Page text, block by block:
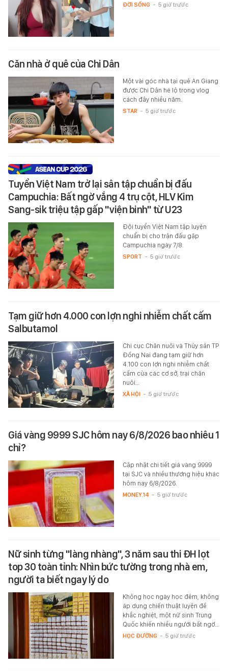
ĐỜI SỐNG - 5 giờ trước
Căn nhà ở quê của Chi Dân
Một vài góc nhà tại quê An Giang
được Chi Dân hé lộ trong vlog
cách đây nhiều năm.
STAR - 5 giờ trước
Tuyển Việt Nam trở lại sân tập chuẩn bị đấu
Campuchia: Bất ngờ vắng 4 trụ cột, HLV Kim
Sang-sik triệu tập gấp "viện binh" từ U23
Đội tuyển Việt Nam tập luyện
chuẩn bị cho trận đấu gặp
Campuchia ngày 7/8.
SPORT - 5 giờ trước
Tạm giữ hơn 4.000 con lợn nghi nhiễm chất cấm
Salbutamol
Chi cục Chăn nuôi và Thủy sản TP
Đồng Nai đang tạm giữ hơn
4.100 con lợn nghi nhiễm chất
cấm của các cơ sở, trại chăn
nuôi…
XÃ HỘI - 5 giờ trước
Giá vàng 9999 SJC hôm nay 6/8/2026 bao nhiêu 1
chỉ?
Cập nhật chi tiết giá vàng 9999
tại SJC và nhiều thương hiệu khác
hôm nay 6/8/2026.
MONEY.14 - 5 giờ trước
Nữ sinh từng "làng nhàng", 3 năm sau thi ĐH lọt
top 30 toàn tỉnh: Nhìn bức tường trong nhà em,
người ta biết ngay lý do
Không học ngày học đêm, không
áp dụng chiến thuật luyện đề
khắc nghiệt, một nữ sinh Trung
Quốc khiến nhiều người bất ngờ…
HỌC ĐƯỜNG - 5 giờ trước